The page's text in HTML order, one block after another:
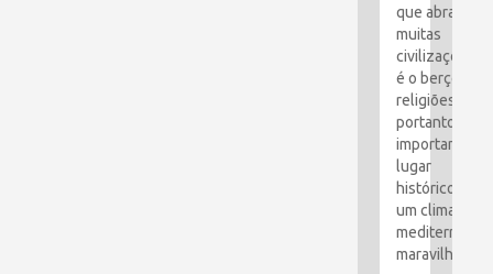
que abraçou
muitas
civilizações e
é o berço das
religiões. É,
portanto, um
importante
lugar
histórico com
um clima
mediterrâneo
maravilhoso.